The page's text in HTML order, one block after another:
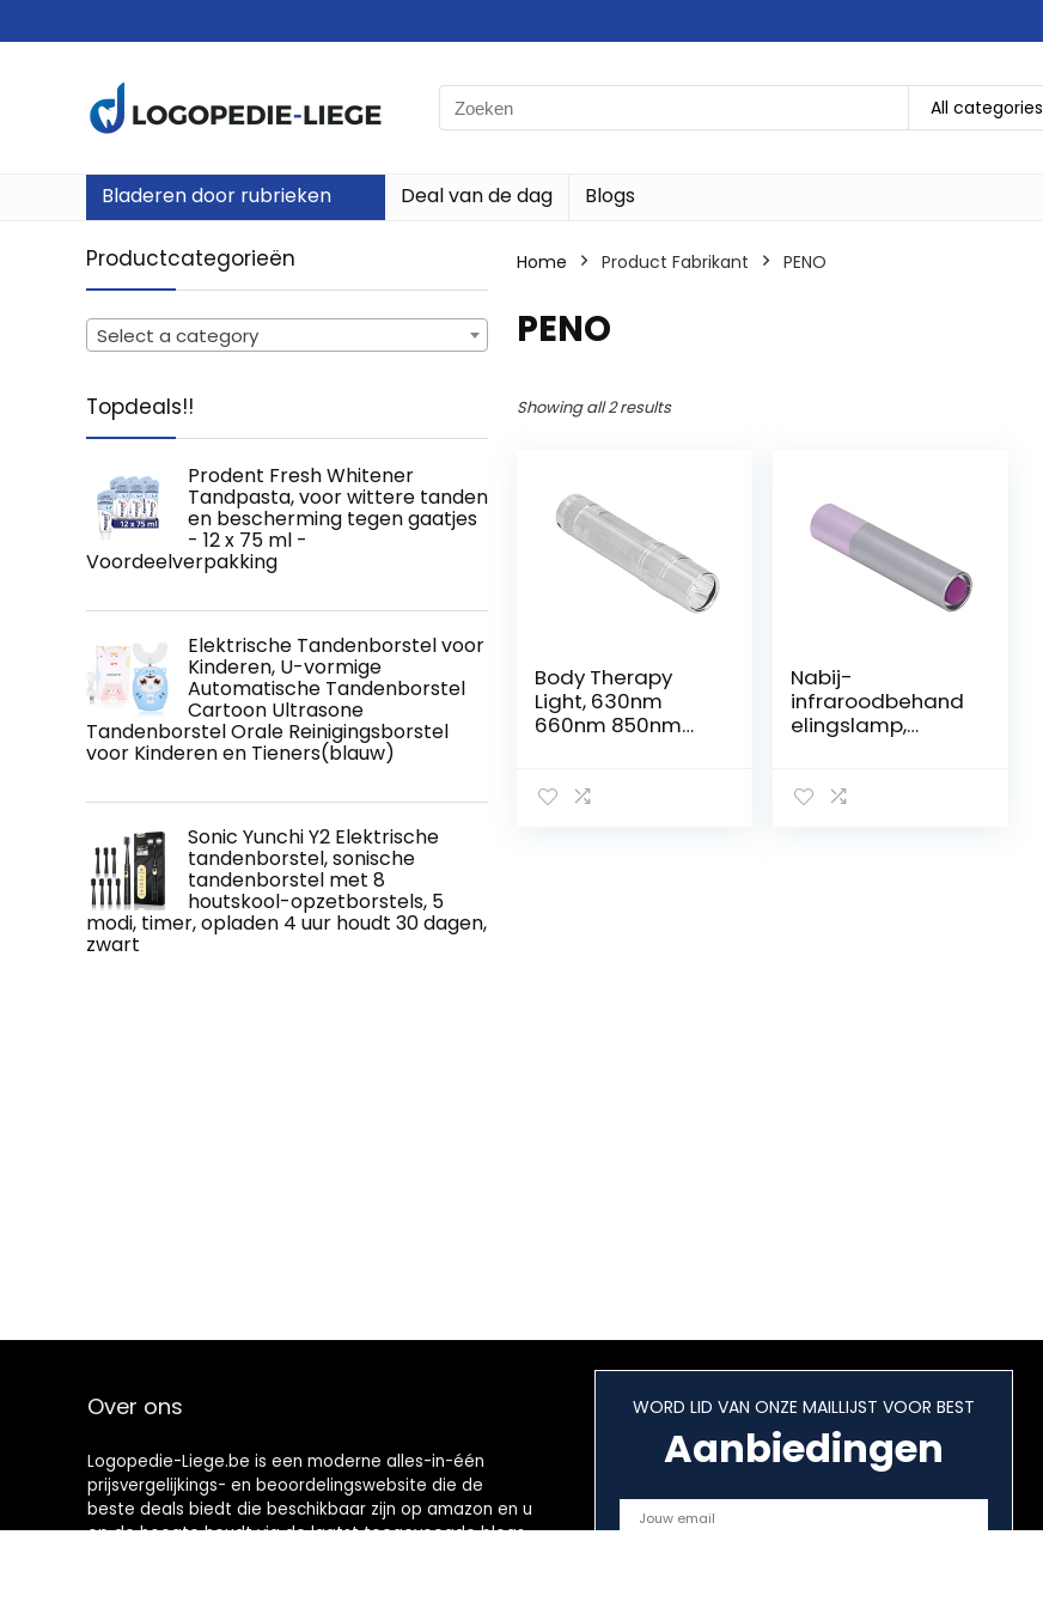
Search
for:
All categories
Bladeren door rubrieken Deal van de dag Blogs
Productcategorieën
Select a category
Topdeals!!
Prodent Fresh Whitener
Tandpasta, voor wittere tanden
en bescherming tegen gaatjes
- 12 x 75 ml -
Voordeelverpakking
Elektrische Tandenborstel voor
Kinderen, U-vormige
Automatische Tandenborstel
Cartoon Ultrasone
Tandenborstel Orale Reinigingsborstel
voor Kinderen en Tieners(blauw)
Sonic Yunchi Y2 Elektrische
tandenborstel, sonische
tandenborstel met 8
houtskool-opzetborstels, 5
modi, timer, opladen 4 uur houdt 30 dagen,
zwart
Home Product Fabrikant ‎PENO
‎PENO
Showing all 2 results
Body Therapy
Light, 630nm
660nm 850nm
breed gebruik
Nabij-
infraroodbehand
elingslamp,
handlamp voor
Over ons
Logopedie-Liege.be is een moderne alles-in-één
prijsvergelijkings- en beoordelingswebsite die de
beste deals biedt die beschikbaar zijn op amazon en u
op de hoogte houdt via de laatst toegevoegde blogs.
WORD LID VAN ONZE MAILLIJST VOOR BEST
Aanbiedingen